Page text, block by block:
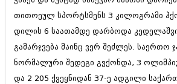
თითოეულ სპორტსმენს 3 კილოგრამი
დილის 6 საათამდე დარბოდა
გამარჯვება მაინც ვერ შეძლეს. საერთო
ნორმალური შედეგი გვქონდა, 3
და 2 205 ქვეყნიდან 37-ე ადგილი